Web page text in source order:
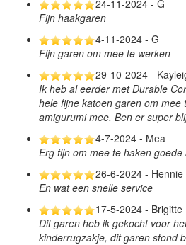
24-11-2024 - G
Fijn haakgaren
4-11-2024 - G
Fijn garen om mee te werken
29-10-2024 -
Ik heb al eerder met Durable
hele fijne katoen garen om
amigurumi mee. Ben er super
4-7-2024 - Mea
Erg fijn om mee te haken goede
26-6-2024 - Hennie
En wat een snelle service
17-5-2024 - Brigitte
Dit garen heb ik gekocht voor
kinderrugzakje, dit garen stond